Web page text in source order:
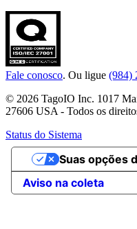
Fale conosco. Ou ligue (984)
© 2026 TagoIO Inc. 1017
27606 USA - Todos os
Status do Sistema
Aviso na coleta
Suas opções